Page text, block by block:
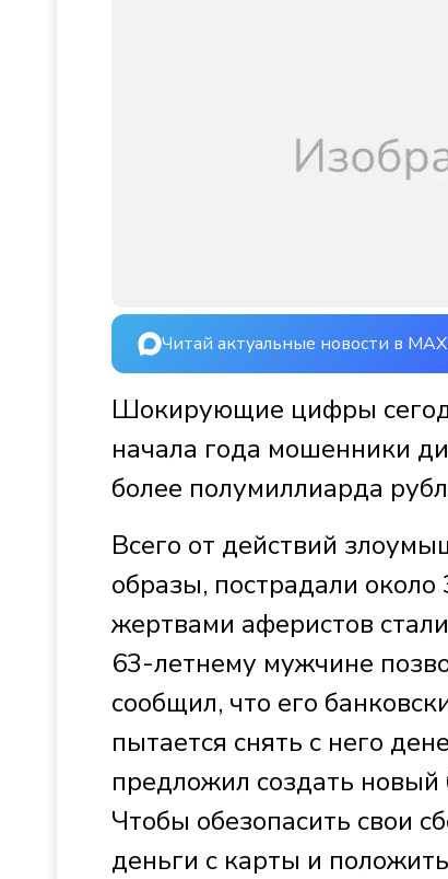
Читай актуальные новости в
Шокирующие цифры
начала года мошенники
более полумиллиарда
Всего от действий
образы, пострадали
жертвами аферистов
63-летнему мужчине
сообщил, что его
пытается снять с него
предложил создать новый
Чтобы обезопасить свои
деньги с карты и